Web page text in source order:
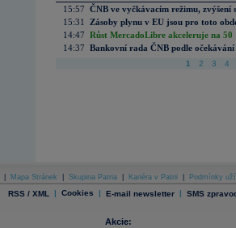
15:57 ČNB ve vyčkávacím režimu, zvýšení
15:31
Zásoby plynu v EU jsou pro toto
14:47 Růst MercadoLibre akceleruje na
14:37 Bankovní rada ČNB podle
1 2 3 4
Mapa Stránek Skupina Patria Kariéra v Patrii Podmínky
RSS / XML | Cookies | E-mail newsletter | SMS
Akcie: